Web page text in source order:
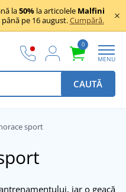
la50% la articolele Malfini
pe 16 august.Cumpără.
0
MENU
CAUTĂ
sport
iar o geacă